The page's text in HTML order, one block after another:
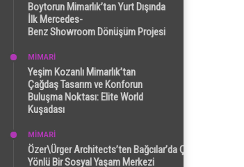
Boytorun Mimarlık’tan Yurt Dışında
İlk Mercedes-
Benz Showroom Dönüşüm Projesi
MİMARİ
Yeşim Kozanlı Mimarlık’tan
Çağdaş Tasarım ve Konforun
Buluşma Noktası: Elite World
Kuşadası
MİMARİ
Özer\Ürger Architects’ten Bağcılar’da Çok
Yönlü Bir Sosyal Yaşam Merkezi